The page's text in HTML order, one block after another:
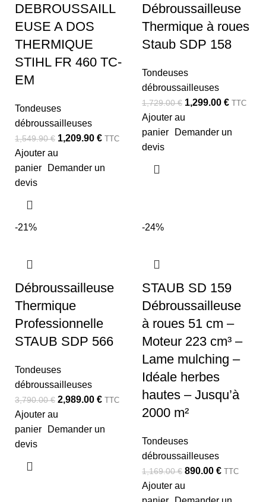
DEBROUSSAILL
EUSE A DOS
THERMIQUE
STIHL FR 460 TC-
EM
Tondeuses
débroussailleuses
1,549.90€ 1,209.90 € TTC
Ajouter au
panier
Demander un
devis
Débroussailleuse
Thermique à roues
Staub SDP 158
Tondeuses
débroussailleuses
1,729.00€ 1,299.00 € TTC
Ajouter au
panier
Demander un
devis
-21%
Débroussailleuse
Thermique
Professionnelle
STAUB SDP 566
Tondeuses
débroussailleuses
3,790.00€ 2,989.00 € TTC
Ajouter au
panier
Demander un
devis
-24%
STAUB SD 159
Débroussailleuse
à roues 51 cm –
Moteur 223 cm³ –
Lame mulching –
Idéale herbes
hautes – Jusqu’à
2000 m²
Tondeuses
débroussailleuses
1,169.00€ 890.00 € TTC
Ajouter au